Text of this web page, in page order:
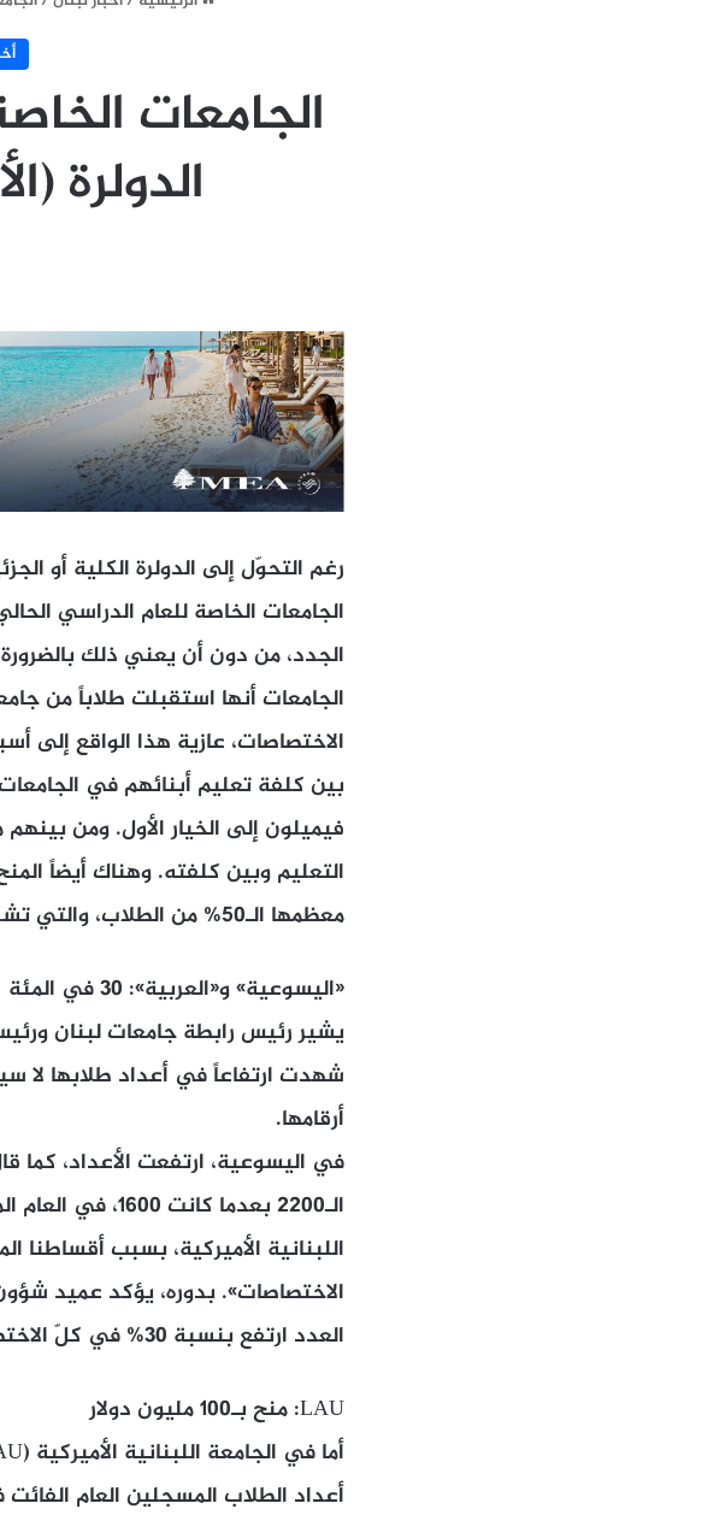
الجامعات
الدولرة (الأخبار 14
رغم التحوّل إلى الدولرة الكلية أو
الجدد، من دون أن يعني ذلك
الجامعات أنها استقبلت طلاباً من
الاختصاصات، عازية هذا الواقع إلى
بين كلفة تعليم أبنائهم في
فيميلون إلى الخيار الأول. ومن
التعليم وبين كلفته. وهناك أيضاً
معظمها الـ50% من الطلاب، والتي تشكل عاملاً أساسياً في تفضيل هذه الجامعة أو تلك.
«اليسوعية» و«العربية»: 30 في المئة
يشير رئيس رابطة جامعات لبنان
شهدت ارتفاعاً في أعداد طلابها لا
أرقامها.
الـ2200 بعدما
اللبنانية الأميركية، بسبب أقساطنا
الاختصاصات». بدوره، يؤكد عميد
العدد ارتفع بنسبة 30% في كلّ الاختصاصات.
LAU: منح بـ100 مليون دولار
أعداد الطلاب المسجلين العام